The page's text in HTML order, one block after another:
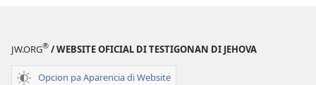
JW.ORG® / WEBSITE OFICIAL DI TESTIGONAN DI JEHOVA
Opcion pa Aparencia di Website